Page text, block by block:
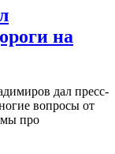
на
дал пресс-
вопросы от
про